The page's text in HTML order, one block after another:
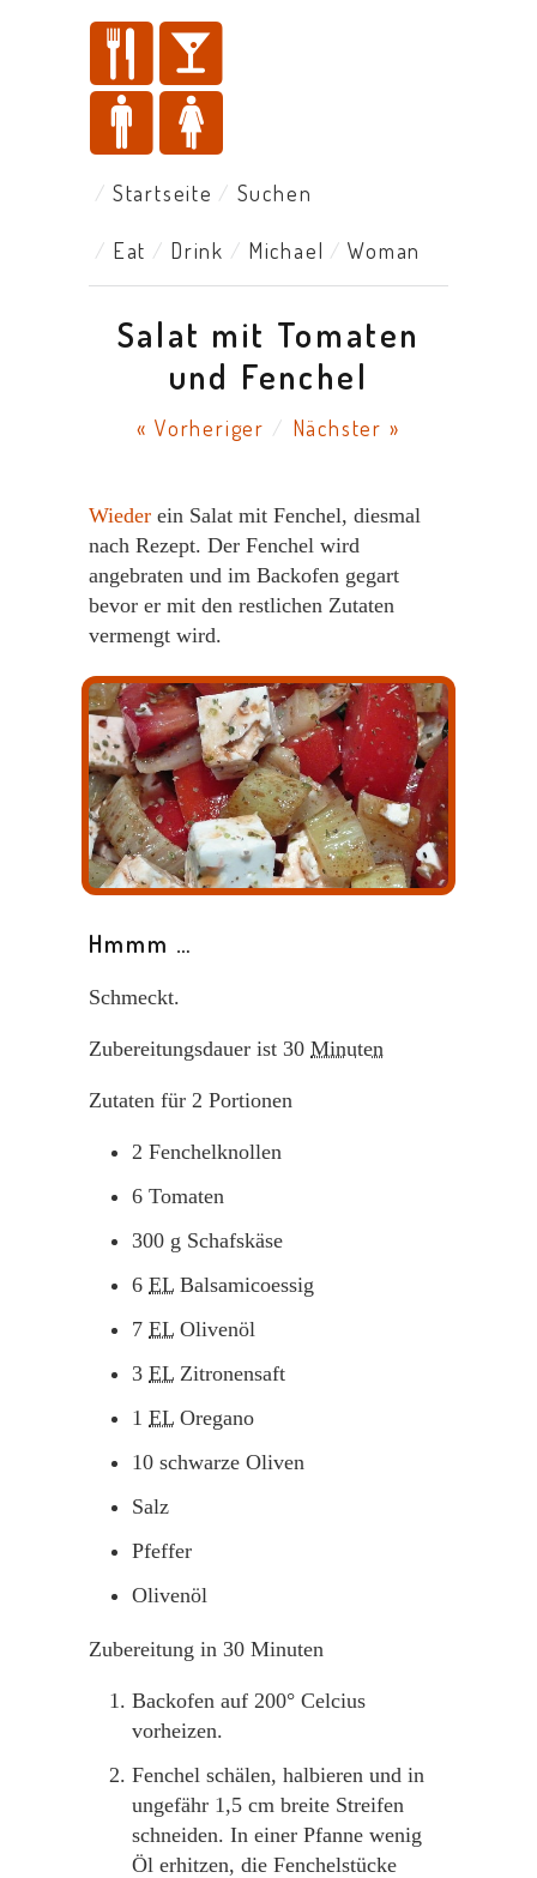
Startseite Suchen
Eat Drink Michael Woman
Salat mit Tomaten
und Fenchel
« Vorheriger / Nächster »
Wieder ein Salat mit Fenchel, diesmal
nach Rezept. Der Fenchel wird
angebraten und im Backofen gegart
bevor er mit den restlichen Zutaten
vermengt wird.
Hmmm …
Schmeckt.
Zubereitungsdauer ist 30 Minuten
Zutaten für 2 Portionen
2 Fenchelknollen
6 Tomaten
300 g Schafskäse
6 EL Balsamicoessig
7 EL Olivenöl
3 EL Zitronensaft
1 EL Oregano
10 schwarze Oliven
Salz
Pfeffer
Olivenöl
Zubereitung in 30 Minuten
Backofen auf 200° Celcius
vorheizen.
Fenchel schälen, halbieren und in
ungefähr 1,5 cm breite Streifen
schneiden. In einer Pfanne wenig
Öl erhitzen, die Fenchelstücke